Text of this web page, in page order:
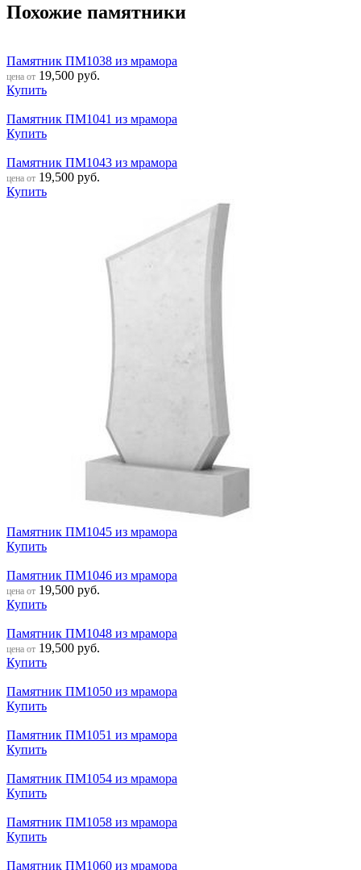
Похожие памятники
Памятник ПМ1038 из мрамора
цена от 19,500 руб.
Купить
Памятник ПМ1041 из мрамора
Купить
Памятник ПМ1043 из мрамора
цена от 19,500 руб.
Купить
Памятник ПМ1045 из мрамора
Купить
Памятник ПМ1046 из мрамора
цена от 19,500 руб.
Купить
Памятник ПМ1048 из мрамора
цена от 19,500 руб.
Купить
Памятник ПМ1050 из мрамора
Купить
Памятник ПМ1051 из мрамора
Купить
Памятник ПМ1054 из мрамора
Купить
Памятник ПМ1058 из мрамора
Купить
Памятник ПМ1060 из мрамора